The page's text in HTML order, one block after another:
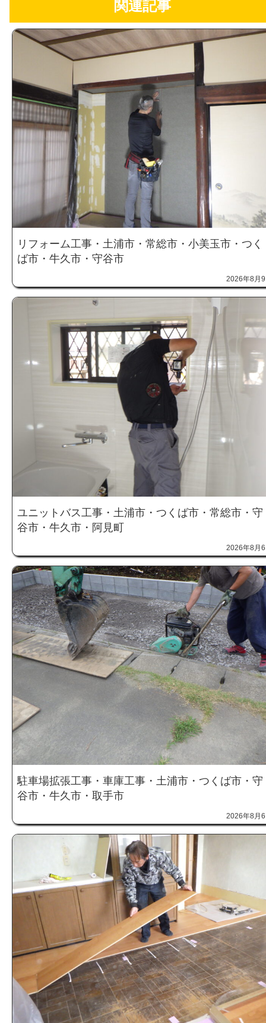
関連記事
リフォーム工事・土浦市・常総市・小美玉市・つく
ば市・牛久市・守谷市
2026年8月
ユニットバス工事・土浦市・つくば市・常総市・守
谷市・牛久市・阿見町
2026年8月
駐車場拡張工事・車庫工事・土浦市・つくば市・守
谷市・牛久市・取手市
2026年8月